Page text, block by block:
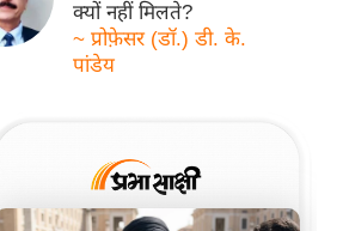
क्यों नहीं मिलते?
~ प्रोफ़ेसर (डॉ.) डी. के.
पांडेय